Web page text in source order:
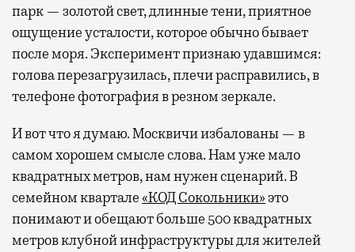
парк — золотой свет, длинные тени, приятное
ощущение усталости, которое обычно бывает
после моря. Эксперимент признаю удавшимся:
голова перезагрузилась, плечи расправились, в
телефоне фотография в резном зеркале.
И вот что я думаю. Москвичи избалованы — в
самом хорошем смысле слова. Нам уже мало
квадратных метров, нам нужен сценарий. В
семейном квартале«КОД Сокольники»это
понимают и обещают больше 500 квадратных
метров клубной инфраструктуры для жителей